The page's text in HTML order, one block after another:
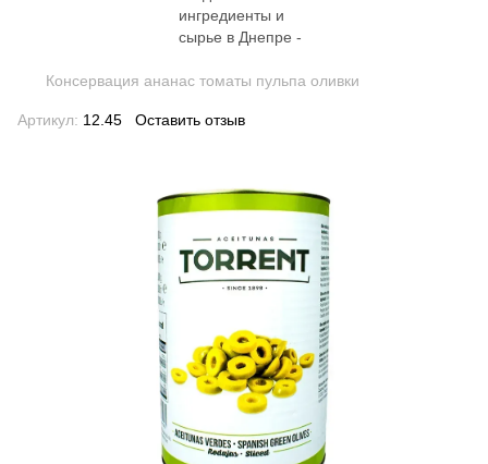
Консервация ананас томаты пульпа оливки
Артикул: 12.45 Оставить отзыв